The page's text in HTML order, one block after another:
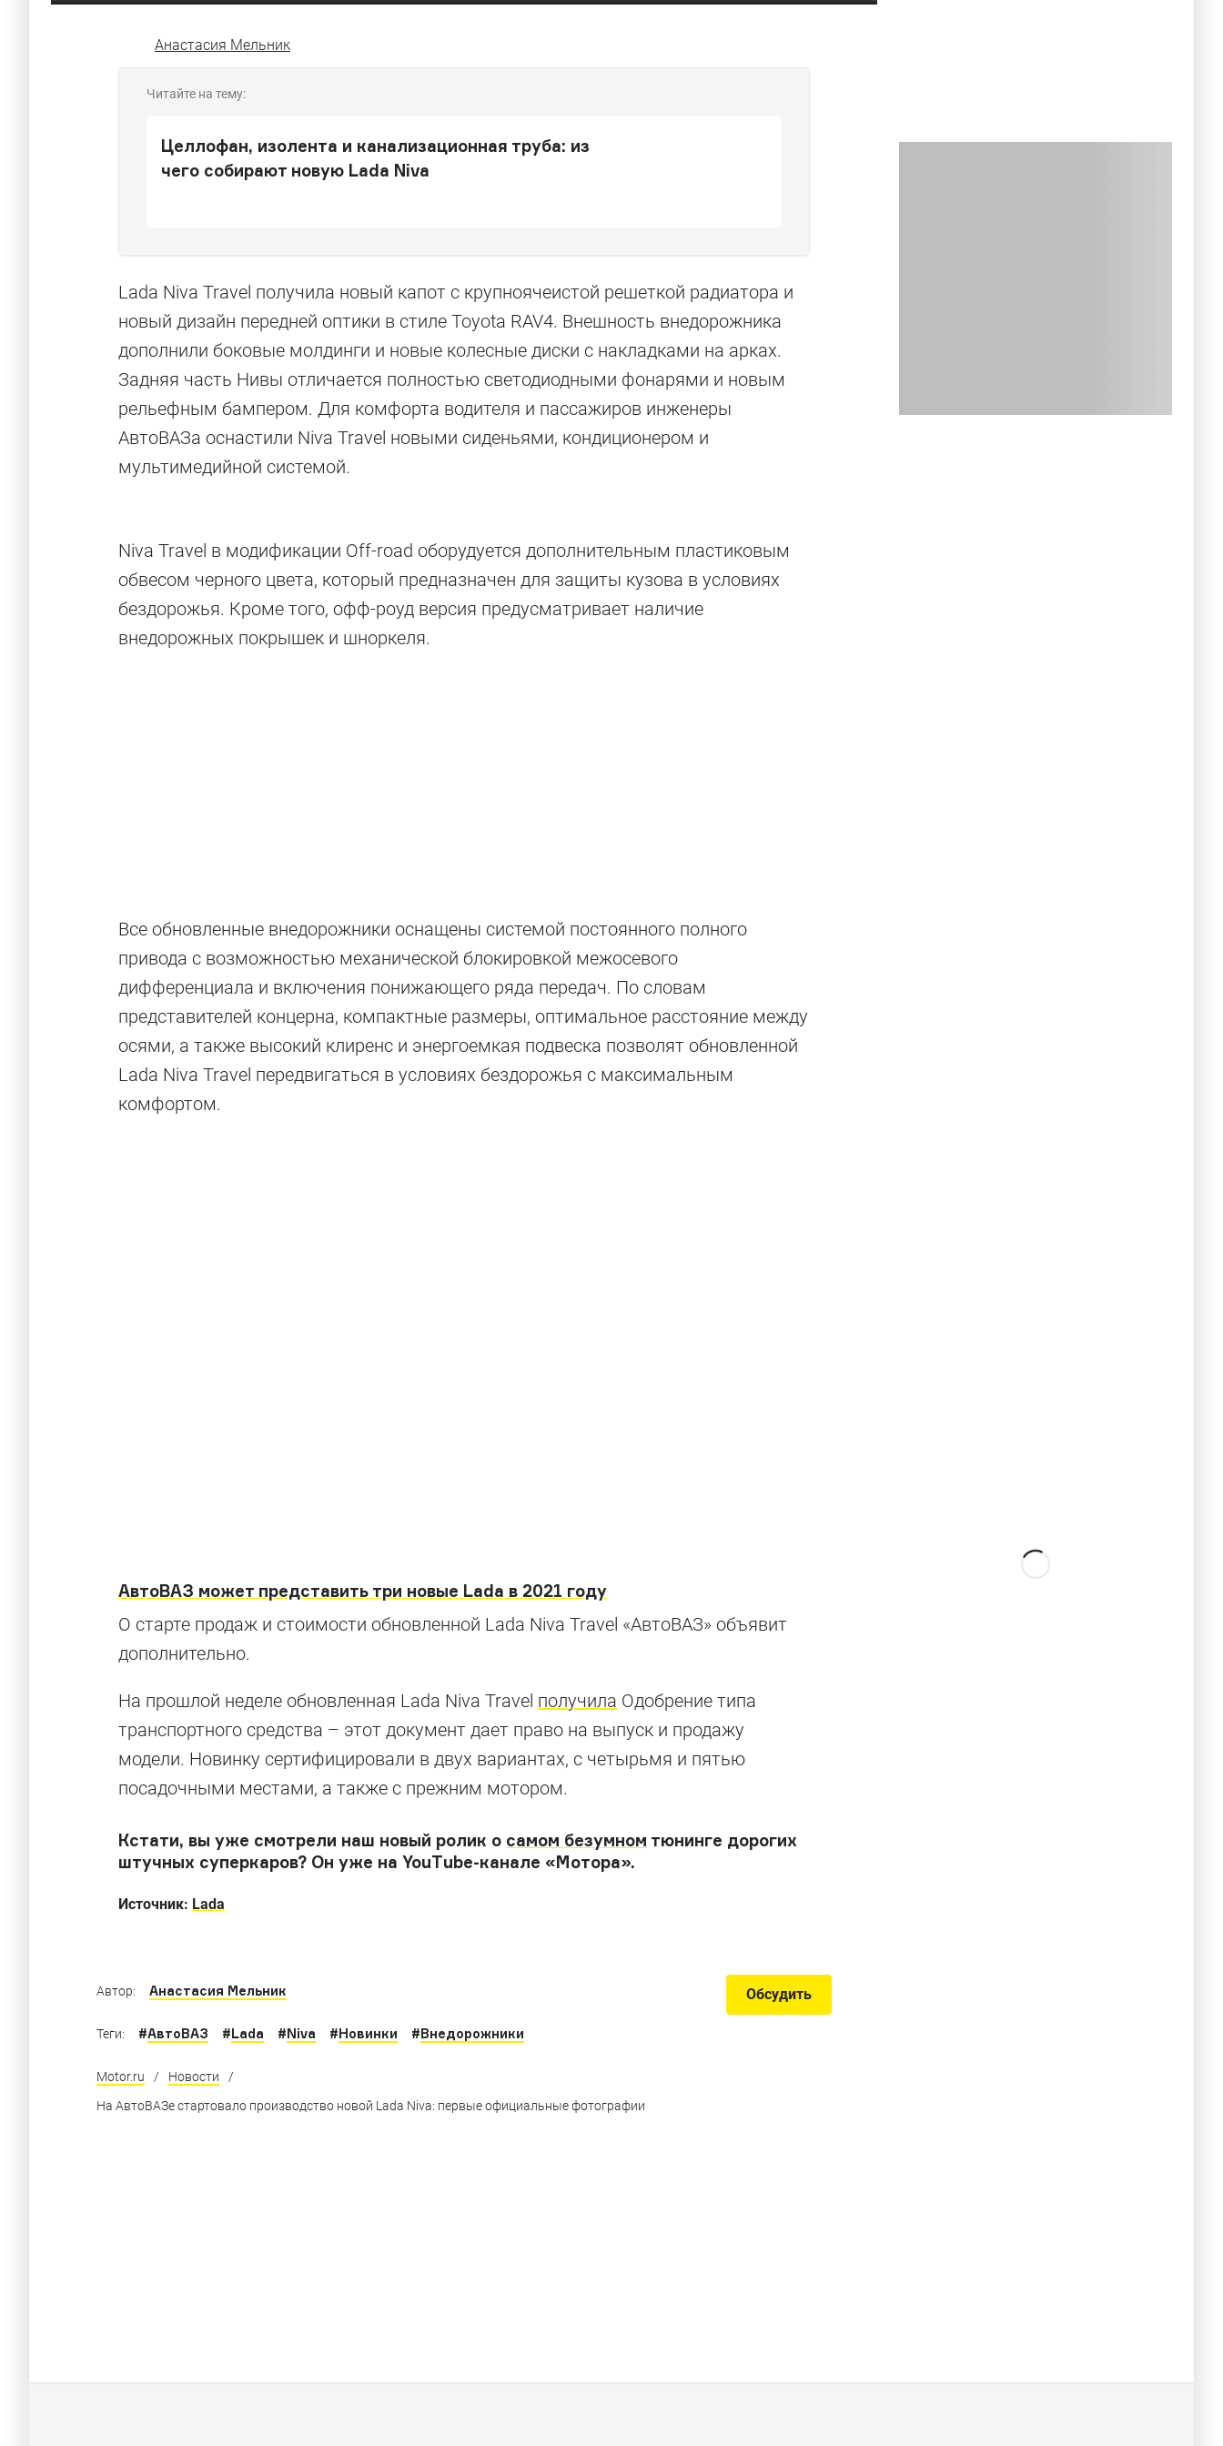
Анастасия Мельник
Читайте на тему:
Целлофан, изолента и канализационная труба: из
чего собирают новую Lada Niva
Lada Niva Travel получила новый капот с крупноячеистой решеткой радиатора и
новый дизайн передней оптики в стиле Toyota RAV4. Внешность внедорожника
дополнили боковые молдинги и новые колесные диски с накладками на арках.
Задняя часть Нивы отличается полностью светодиодными фонарями и новым
рельефным бампером. Для комфорта водителя и пассажиров инженеры
АвтоВАЗа оснастили Niva Travel новыми сиденьями, кондиционером и
мультимедийной системой.
Niva Travel в модификации Off-road оборудуется дополнительным пластиковым
обвесом черного цвета, который предназначен для защиты кузова в условиях
бездорожья. Кроме того, офф-роуд версия предусматривает наличие
внедорожных покрышек и шноркеля.
Все обновленные внедорожники оснащены системой постоянного полного
привода с возможностью механической блокировкой межосевого
дифференциала и включения понижающего ряда передач. По словам
представителей концерна, компактные размеры, оптимальное расстояние между
осями, а также высокий клиренс и энергоемкая подвеска позволят обновленной
Lada Niva Travel передвигаться в условиях бездорожья с максимальным
комфортом.
АвтоВАЗ может представить три новые Lada в 2021 году
О старте продаж и стоимости обновленной Lada Niva Travel «АвтоВАЗ» объявит
дополнительно.
На прошлой неделе обновленная Lada Niva Travel получила Одобрение типа
транспортного средства – этот документ дает право на выпуск и продажу
модели. Новинку сертифицировали в двух вариантах, с четырьмя и пятью
посадочными местами, а также с прежним мотором.
Кстати, вы уже смотрели наш новый ролик о самом безумном тюнинге дорогих
штучных суперкаров? Он уже на YouTube-канале «Мотора».
Источник: Lada
«Ниве» — 40 лет
«АвтоВАЗ» опубликовал уникальные снимки легендарного внедорожника к его юбилею
Обсудить
Автор: Анастасия Мельник
Теги: #АвтоВАЗ #Lada #Niva #Новинки #Внедорожники
Motor.ru / Новости
/
На АвтоВАЗе стартовало производство новой Lada Niva: первые официальные фотографии